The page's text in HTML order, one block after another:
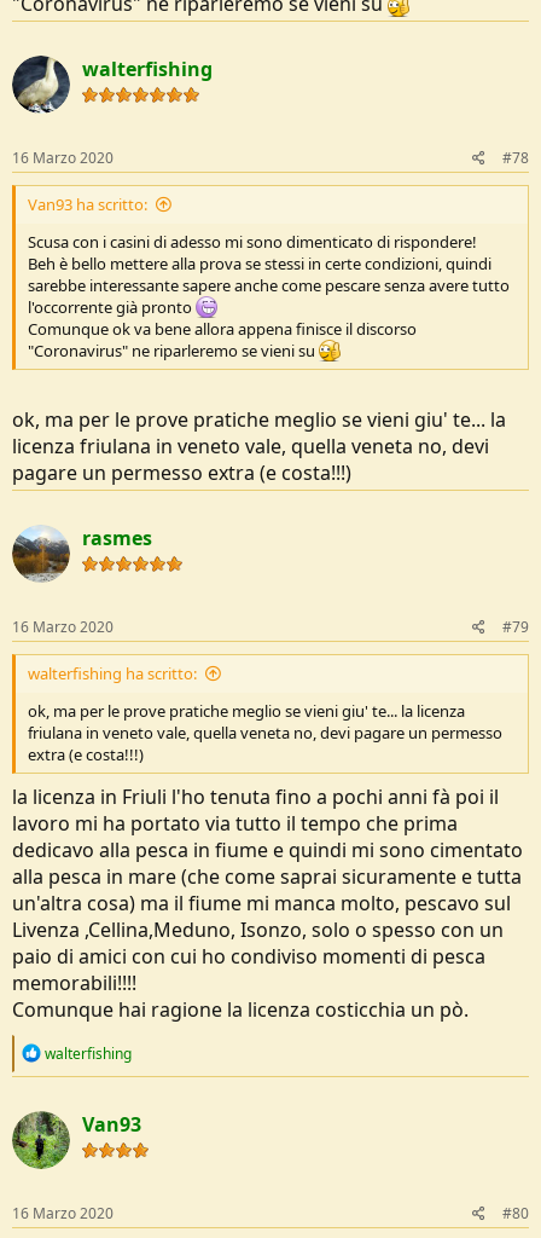
walterfishing
16 Marzo 2020 #78
Van93 ha scritto:
Scusa con i casini di adesso mi sono dimenticato di rispondere!
Beh è bello mettere alla prova se stessi in certe condizioni, quindi
sarebbe interessante sapere anche come pescare senza avere tutto
l'occorrente già pronto
Comunque ok va bene allora appena finisce il discorso
"Coronavirus" ne riparleremo se vieni su
ok, ma per le prove pratiche meglio se vieni giu' te... la
licenza friulana in veneto vale, quella veneta no, devi
pagare un permesso extra (e costa!!!)
rasmes
16 Marzo 2020 #79
walterfishing ha scritto:
ok, ma per le prove pratiche meglio se vieni giu' te... la licenza
friulana in veneto vale, quella veneta no, devi pagare un permesso
extra (e costa!!!)
la licenza in Friuli l'ho tenuta fino a pochi anni fà poi il
lavoro mi ha portato via tutto il tempo che prima
dedicavo alla pesca in fiume e quindi mi sono cimentato
alla pesca in mare (che come saprai sicuramente e tutta
un'altra cosa) ma il fiume mi manca molto, pescavo sul
Livenza ,Cellina,Meduno, Isonzo, solo o spesso con un
paio di amici con cui ho condiviso momenti di pesca
memorabili!!!!
Comunque hai ragione la licenza costicchia un pò.
R
c
t
i
o
s
:
walterfishing
Van93
16 Marzo 2020 #80